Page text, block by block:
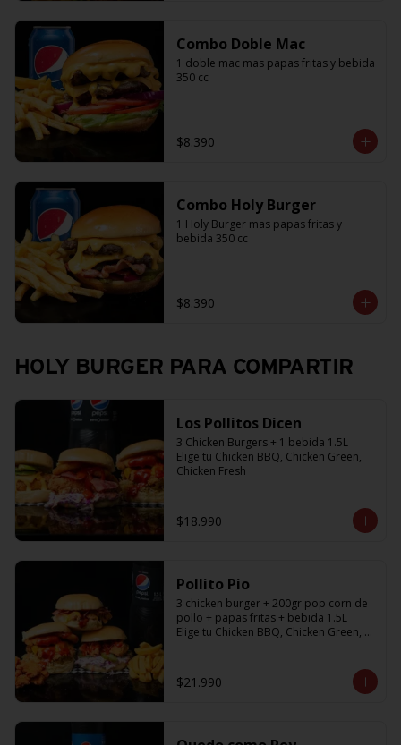
Combo Doble Mac
1 doble mac mas papas fritas y bebida
350 cc
$8.390
Combo Holy Burger
1 Holy Burger mas papas fritas y
bebida 350 cc
$8.390
HOLY BURGER PARA COMPARTIR
Los Pollitos Dicen
3 Chicken Burgers + 1 bebida 1.5L
Elige tu Chicken BBQ, Chicken Green,
Chicken Fresh
$18.990
Pollito Pio
3 chicken burger + 200gr pop corn de
pollo + papas fritas + bebida 1.5L
Elige tu Chicken BBQ, Chicken Green,
$21.990